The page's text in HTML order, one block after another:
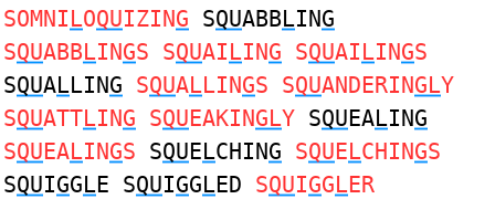
SOMNILOQUIZING SQUABBLING
SQUABBLINGS SQUAILING SQUAILINGS
SQUALLING SQUALLINGS SQUANDERINGLY
SQUATTLING SQUEAKINGLY SQUEALING
SQUEALINGS SQUELCHING SQUELCHINGS
SQUIGGLE SQUIGGLED SQUIGGLER